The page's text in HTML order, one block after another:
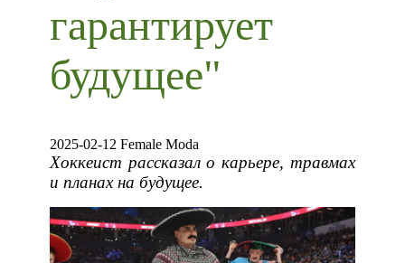
гарантирует
будущее"
2025-02-12 Female Moda
Хоккеист рассказал о карьере, травмах
и планах на будущее.